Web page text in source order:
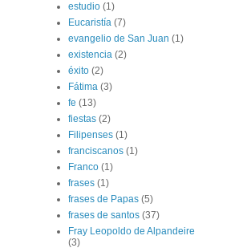
estudio (1)
Eucaristía (7)
evangelio de San Juan (1)
existencia (2)
éxito (2)
Fátima (3)
fe (13)
fiestas (2)
Filipenses (1)
franciscanos (1)
Franco (1)
frases (1)
frases de Papas (5)
frases de santos (37)
Fray Leopoldo de Alpandeire
(3)